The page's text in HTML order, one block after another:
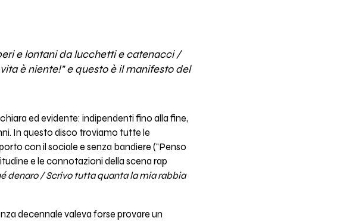
e lontani da lucchetti e catenacci /
è niente!" e questo è il manifesto del
ed evidente: indipendenti fino alla fine,
In questo disco troviamo tutte le
con il sociale e senza bandiere ("Penso
e le connotazioni della scena rap
denaro / Scrivo tutta quanta la mia rabbia
decennale valeva forse provare un